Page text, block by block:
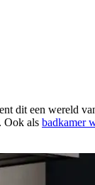
dit een wereld
Ook als badkamer